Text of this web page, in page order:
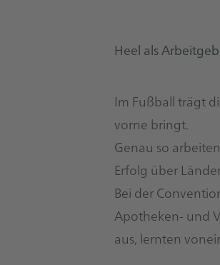
Heel als
Im Fußball trägt
vorne bringt.
Genau so
Erfolg über
Bei der
Apotheken- und
aus, lernten